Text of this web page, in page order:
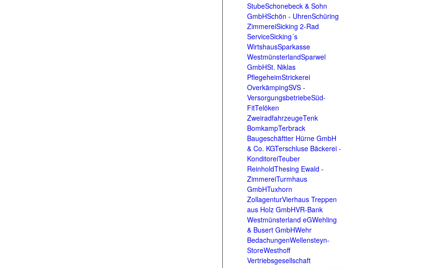
StubeSchonebeck & Sohn
GmbHSchön - UhrenSchüring
ZimmereiSicking 2-Rad
ServiceSicking´s
WirtshausSparkasse
WestmünsterlandSparwel
GmbHSt. Niklas
PflegeheimStrickerei
OverkämpingSVS -
VersorgungsbetriebeSüd-
FitTelöken
ZweiradfahrzeugeTenk
BomkampTerbrack
Baugeschäftter Hürne GmbH
& Co. KGTerschluse Bäckerei -
KonditoreiTeuber
ReinholdThesing Ewald -
ZimmereiTurmhaus
GmbHTuxhorn
ZollagenturVierhaus Treppen
aus Holz GmbHVR-Bank
Westmünsterland eGWehling
& Busert GmbHWehr
BedachungenWellensteyn-
StoreWesthoff
Vertriebsgesellschaft